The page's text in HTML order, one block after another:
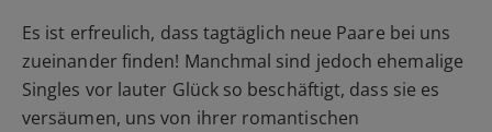
Es ist erfreulich, dass tagtäglich neue Paare bei uns
zueinander finden! Manchmal sind jedoch ehemalige
Singles vor lauter Glück so beschäftigt, dass sie es
versäumen, uns von ihrer romantischen